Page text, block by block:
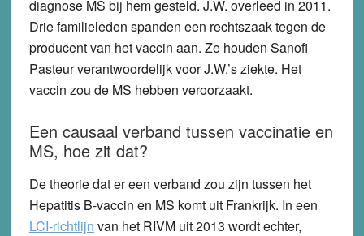
diagnose MS bij hem gesteld. J.W. overleed in 2011.
Drie familieleden spanden een rechtszaak tegen de
producent van het vaccin aan. Ze houden Sanofi
Pasteur verantwoordelijk voor J.W.’s ziekte. Het
vaccin zou de MS hebben veroorzaakt.
Een causaal verband tussen vaccinatie en
MS, hoe zit dat?
De theorie dat er een verband zou zijn tussen het
Hepatitis B-vaccin en MS komt uit Frankrijk. In een
LCI-richtlijn van het RIVM uit 2013 wordt echter,